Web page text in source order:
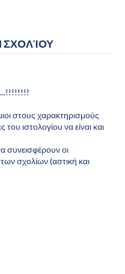
στους χαρακτηρισμούς
ιστολογίου να είναι και
συνεισφέρουν οι
σχολίων (αστική και